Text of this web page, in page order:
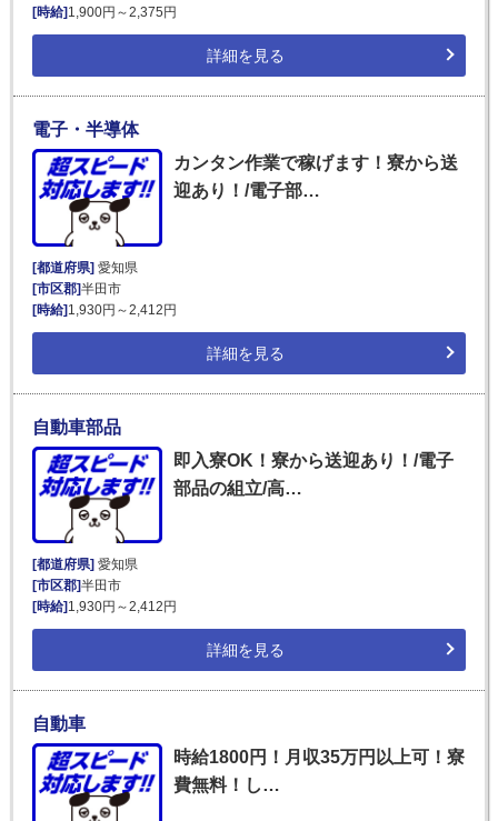
[時給] 1,900円～2,375円
詳細を見る
電子・半導体
カンタン作業で稼げます！寮から送
迎あり！/電子部…
[都道府県]愛知県
[市区郡]半田市
[時給]1,930円～2,412円
詳細を見る
自動車部品
即入寮OK！寮から送迎あり！/電子
部品の組立/高…
[都道府県] 愛知県
[市区郡]半田市
[時給] 1,930円～2,412円
詳細を見る
自動車
時給1800円！月収35万円以上可！寮
費無料！し…